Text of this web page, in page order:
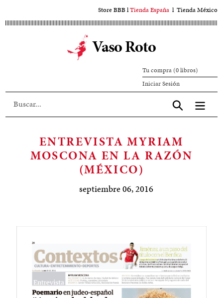
al
Store BBBlTienda España l Tienda México
Vaso Roto
Tu compra (0 libros)
Iniciar SesiónIniciar
sesión
Aceptar
ENTREVISTA MYRIAM
MOSCONA EN LA RAZÓN
(MÉXICO)
septiembre 06, 2016